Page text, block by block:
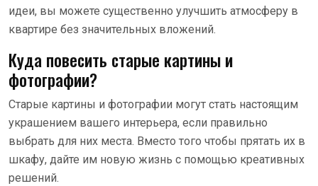
идеи, вы можете существенно улучшить атмосферу в
квартире без значительных вложений.
Куда повесить старые картины и
фотографии?
Старые картины и фотографии могут стать настоящим
украшением вашего интерьера, если правильно
выбрать для них места. Вместо того чтобы прятать их в
шкафу, дайте им новую жизнь с помощью креативных
решений.